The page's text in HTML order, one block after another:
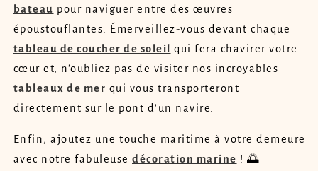
bateau pour naviguer entre des œuvres
époustouflantes. Émerveillez-vous devant chaque
tableau de coucher de soleil
qui fera chavirer votre
cœur et, n'oubliez pas de visiter nos incroyables
tableaux de mer qui vous transporteront
directement sur le pont d'un navire.
Enfin, ajoutez une touche maritime à votre demeure
avec notre fabuleuse décoration marine ! 🌅